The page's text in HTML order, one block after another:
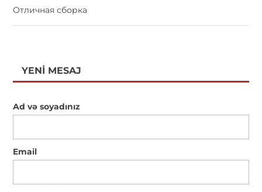
Отличная сборка
YENI MESAJ
Ad və soyadınız
Email